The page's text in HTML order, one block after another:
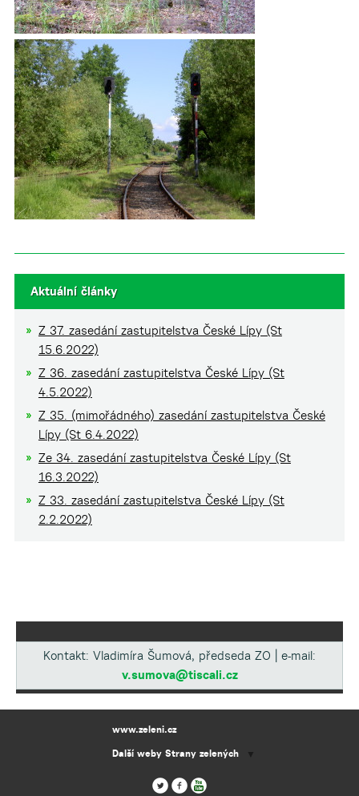
Aktuální články
Z 37. zasedání zastupitelstva České Lípy (St
15.6.2022)
Z 36. zasedání zastupitelstva České Lípy (St
4.5.2022)
Z 35. (mimořádného) zasedání zastupitelstva České
Lípy (St 6.4.2022)
Ze 34. zasedání zastupitelstva České Lípy (St
16.3.2022)
Z 33. zasedání zastupitelstva České Lípy (St
2.2.2022)
Kontakt: Vladimíra Šumová, předseda ZO | e-mail:
v.sumova@tiscali.cz
www.zeleni.cz
Další weby Strany zelených
▼